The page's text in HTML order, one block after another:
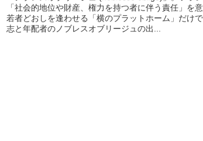
「社会的地位や財産、権力を持つ者に伴う責任」を
若者どおしを逢わせる「横のプラットホーム」だけ
志と年配者のノブレスオブリージュの出...